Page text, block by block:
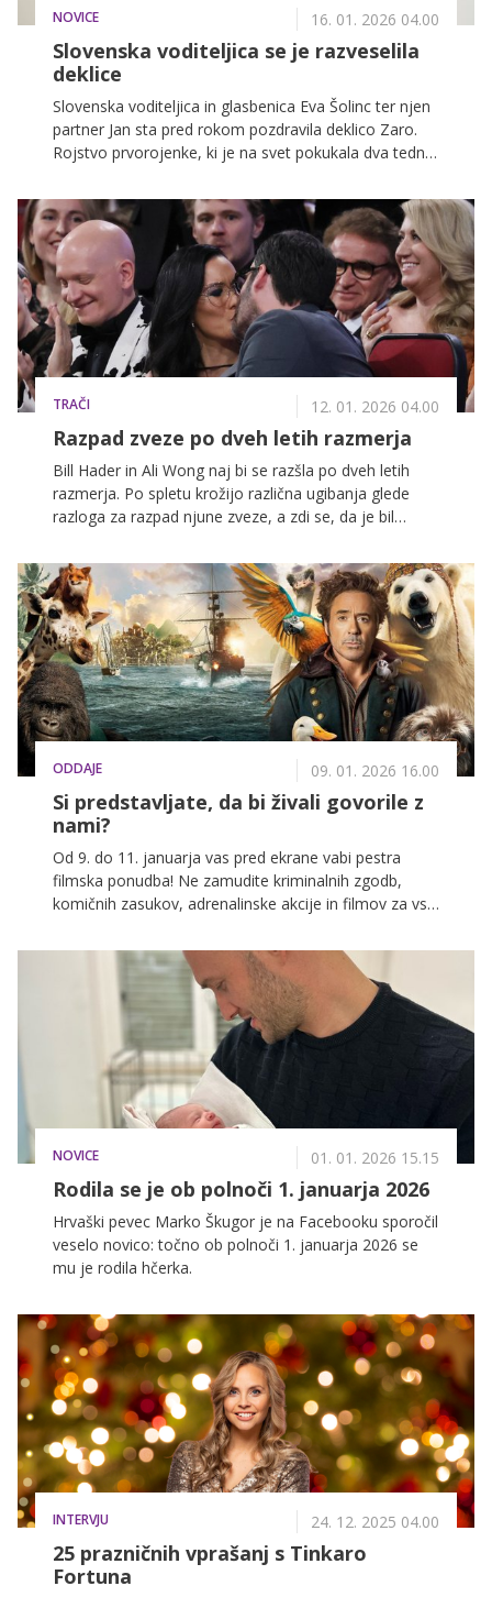
NOVICE 16. 01. 2026 04.00
Slovenska voditeljica se je razveselila
deklice
Slovenska voditeljica in glasbenica Eva Šolinc ter njen
partner Jan sta pred rokom pozdravila deklico Zaro.
Rojstvo prvorojenke, ki je na svet pokukala dva tedna
Veseljaka, ki ji je namenila prisrčno čestitko ob vstopu
v novo življenjsko vlogo.
TRAČI 12. 01. 2026 04.00
Razpad zveze po dveh letih razmerja
Bill Hader in Ali Wong naj bi se razšla po dveh letih
razmerja. Po spletu krožijo različna ugibanja glede
razloga za razpad njune zveze, a zdi se, da je bil
ODDAJE 09. 01. 2026 16.00
Si predstavljate, da bi živali govorile z
nami?
Od 9. do 11. januarja vas pred ekrane vabi pestra
filmska ponudba! Ne zamudite kriminalnih zgodb,
komičnih zasukov, adrenalinske akcije in filmov za vso
NOVICE 01. 01. 2026 15.15
Rodila se je ob polnoči 1. januarja 2026
Hrvaški pevec Marko Škugor je na Facebooku sporočil
veselo novico: točno ob polnoči 1. januarja 2026 se
mu je rodila hčerka.
INTERVJU 24. 12. 2025 04.00
25 prazničnih vprašanj s Tinkaro
Fortuna